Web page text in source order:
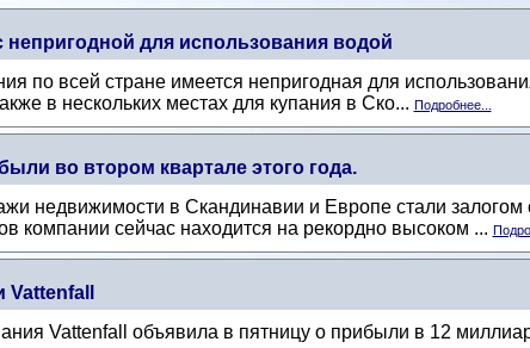
для использования водой
по всей стране имеется непригодная для
в нескольких местах для купания в Ско... Подробнее...
во втором квартале этого года.
недвижимости в Скандинавии и Европе стали залогом
компании сейчас находится на рекордно высоком ...
Vattenfall объявила в пятницу о прибыли в 12